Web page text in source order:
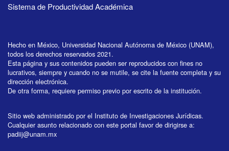
Sistema de Productividad Académica
Hecho en México, Universidad Nacional Autónoma de México (UNAM),
todos los derechos reservados 2021.
Esta página y sus contenidos pueden ser reproducidos con fines no
lucrativos, siempre y cuando no se mutile, se cite la fuente completa y su
dirección electrónica.
De otra forma, requiere permiso previo por escrito de la institución.
Sitio web administrado por el Instituto de Investigaciones Jurídicas.
Cualquier asunto relacionado con este portal favor de dirigirse a:
padiij@unam.mx